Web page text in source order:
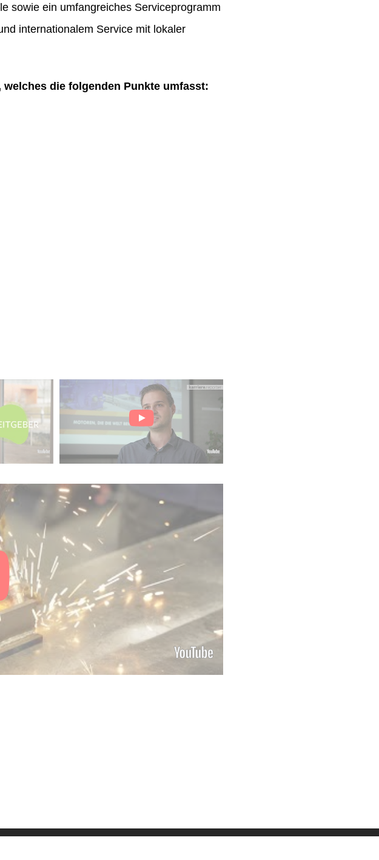
sowie ein umfangreiches Serviceprogramm
internationalem Service mit lokaler
die folgenden Punkte umfasst: